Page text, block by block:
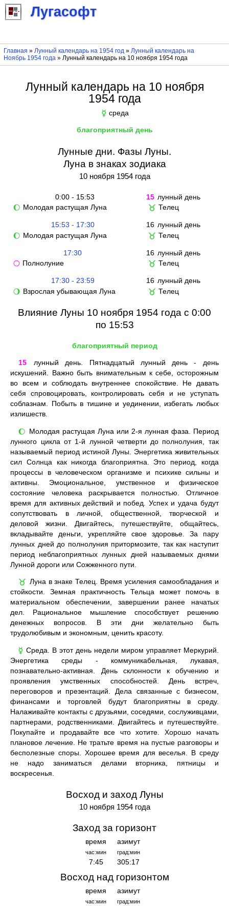
Лугасофт
Главная » Лунный календарь на 1954 год» Лунный календарь на
Ноябрь 1954 года» Лунный календарь на 10 ноября 1954 года
Лунный календарь на 10 ноября
1954 года
☿ среда
благоприятный день
Лунные дни. Фазы Луны.
Луна в знаках зодиака
10 ноября 1954 года
0:00 - 15:53 15 лунный день
🌔 Молодая растущая Луна ♉ Телец
15:53 - 17:30 16 лунный день
🌔 Молодая растущая Луна ♉ Телец
17:30 16 лунный день
🌕 Полнолуние ♉ Телец
17:30 - 23:59 16 лунный день
🌖 Взрослая убывающая Луна ♉ Телец
Влияние Луны 10 ноября 1954 года с 0:00
по 15:53
благоприятный период
15
лунный день. Пятнадцатый лунный день - день
искушений. Важно быть внимательным к себе, осторожным
во всем и соблюдать внутреннее спокойствие. Не давать
себя спровоцировать, контролировать себя и не уступать
соблазнам. Побыть в тишине и уединении, избегать любых
излишеств.
🌔
Молодая растущая Луна или 2-я лунная фаза. Период
лунного цикла от 1-й лунной четверти до полнолуния, так
называемый период истиной Луны. Энергетика живительных
сил Солнца как никогда благоприятна. Это период, когда
процессы в человеческом организме и психике сильны и
активны. Эмоциональное, умственное и физическое
состояние человека раскрывается полностью. Отличное
время для активных действий и побед. Успех и удача будут
сопутствовать в личной, общественной, творческой и
деловой жизни. Двигайтесь, путешествуйте, общайтесь,
вкладывайте деньги, укрепляйте свое здоровье. За пару
лунных дней до полнолуния притормозите, так как наступит
период неблагоприятных лунных дней называемых днями
Лунной дороги или Сожженного пути.
♉
Луна в знаке Телец. Время усиления самообладания и
стойкости. Земная практичность Тельца может помочь в
материальном обеспечении, завершении ранее начатых
дел. Рациональное мышление способствует решению
денежных вопросов. В эти дни желательно быть
трудолюбивым и экономным, ценить красоту.
☿ Среда. В этот день недели миром управляет Меркурий.
Энергетика среды - коммуникабельная, лукавая,
познавательно-активная. День склонности к обучению и
проявления умственных способностей. День встреч,
переговоров и презентаций. Дела связанные с бизнесом,
финансами и торговлей будут благоприятны в среду.
Налаживайте контакты с друзьями, соседями, сослуживцами,
партнерами, родственниками. Двигайтесь и путешествуйте.
Покупайте и продавайте все что хотите. Хорошо начать
плановое лечение. Не тратьте время на пустые разговоры и
бесполезные споры. Хорошее время для веселья. В среду
не надо заниматься делами вторника, пятницы и
воскресенья.
Восход и заход Луны
10 ноября 1954 года
Заход за горизонт
время
час:мин
7:45
азимут
град:мин
305:17
Восход над горизонтом
время
час:мин
азимут
град:мин